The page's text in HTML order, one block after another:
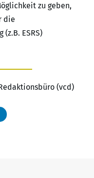
zu geben,
die
ESRS)
(vcd)